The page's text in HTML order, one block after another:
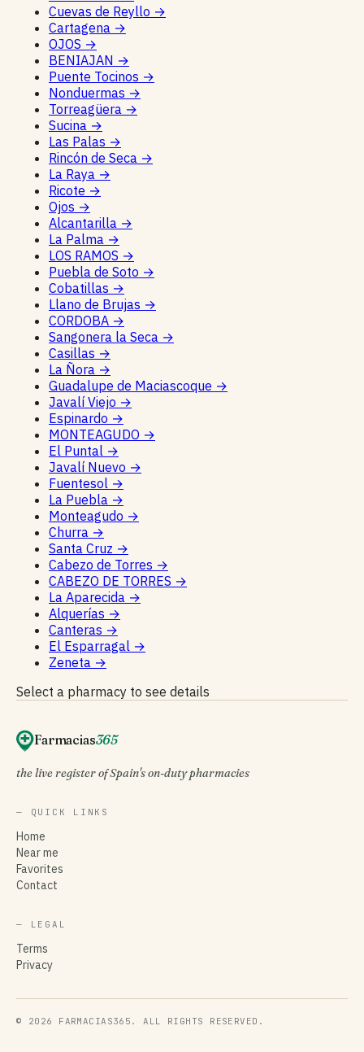
Cuevas de Reyllo →
Cartagena →
OJOS →
BENIAJAN →
Puente Tocinos →
Nonduermas →
Torreagüera →
Sucina →
Las Palas →
Rincón de Seca →
La Raya →
Ricote →
Ojos →
Alcantarilla →
La Palma →
LOS RAMOS →
Puebla de Soto →
Cobatillas →
Llano de Brujas →
CORDOBA →
Sangonera la Seca →
Casillas →
La Ñora →
Guadalupe de Maciascoque →
Javalí Viejo →
Espinardo →
MONTEAGUDO →
El Puntal →
Javalí Nuevo →
Fuentesol →
La Puebla →
Monteagudo →
Churra →
Santa Cruz →
Cabezo de Torres →
CABEZO DE TORRES →
La Aparecida →
Alquerías →
Canteras →
El Esparragal →
Zeneta →
Select a pharmacy to see details
Farmacias365
the live register of Spain's on-duty pharmacies
— QUICK LINKS
Home
Near me
Favorites
Contact
— LEGAL
Terms
Privacy
© 2026 FARMACIAS365. ALL RIGHTS RESERVED.